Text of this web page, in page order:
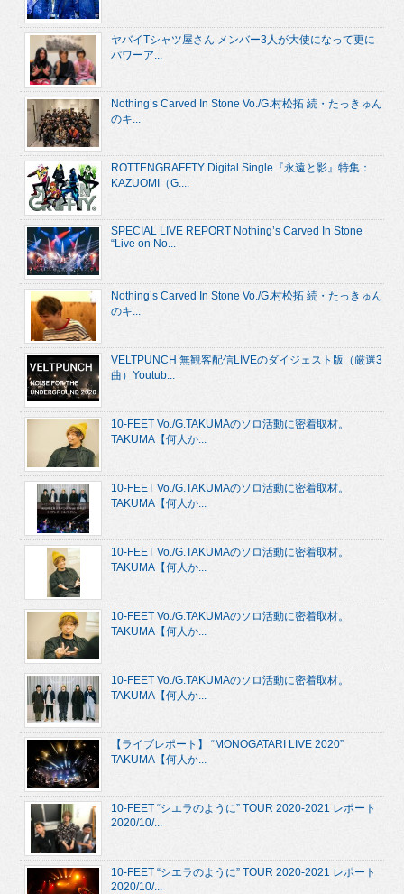
ヤバイTシャツ屋さん メンバー3人が大使になって更に
パワーア...
Nothing’s Carved In Stone Vo./G.村松拓 続・たっきゅん
のキ...
ROTTENGRAFFTY Digital Single『永遠と影』特集：
KAZUOMI（G....
SPECIAL LIVE REPORT Nothing’s Carved In Stone
“Live on No...
Nothing’s Carved In Stone Vo./G.村松拓 続・たっきゅん
のキ...
VELTPUNCH 無観客配信LIVEのダイジェスト版（厳選3
曲）Youtub...
10-FEET Vo./G.TAKUMAのソロ活動に密着取材。
TAKUMA【何人か...
10-FEET Vo./G.TAKUMAのソロ活動に密着取材。
TAKUMA【何人か...
10-FEET Vo./G.TAKUMAのソロ活動に密着取材。
TAKUMA【何人か...
10-FEET Vo./G.TAKUMAのソロ活動に密着取材。
TAKUMA【何人か...
10-FEET Vo./G.TAKUMAのソロ活動に密着取材。
TAKUMA【何人か...
【ライブレポート】 “MONOGATARI LIVE 2020”
TAKUMA【何人か...
10-FEET “シエラのように” TOUR 2020-2021 レポート
2020/10/...
10-FEET “シエラのように” TOUR 2020-2021 レポート
2020/10/...